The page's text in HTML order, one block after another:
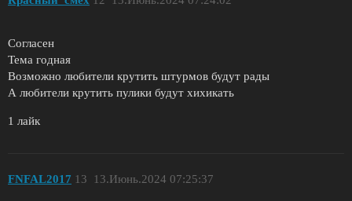
Согласен
Тема годная
Возможно любители крутить штурмов будут рады
А любители крутить пулики будут хихикать
1 лайк
FNFAL2017 13.Июнь.2024 07:25:37
13